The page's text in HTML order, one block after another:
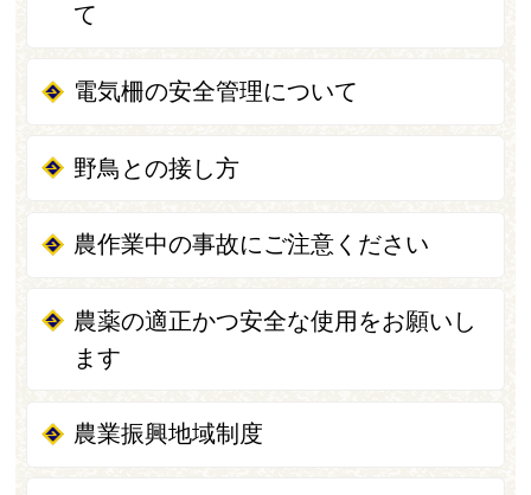
て
電気柵の安全管理について
野鳥との接し方
農作業中の事故にご注意ください
農薬の適正かつ安全な使用をお願いし
ます
農業振興地域制度